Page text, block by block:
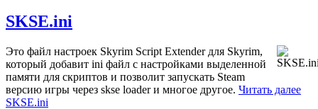
SKSE.ini
Это файл настроек Skyrim Script Extender для Skyrim,
который добавит ini файл с настройками выделенной
памяти для скриптов и позволит запускать Steam
версию игры через skse loader и многое другое. Читать далее
SKSE.ini